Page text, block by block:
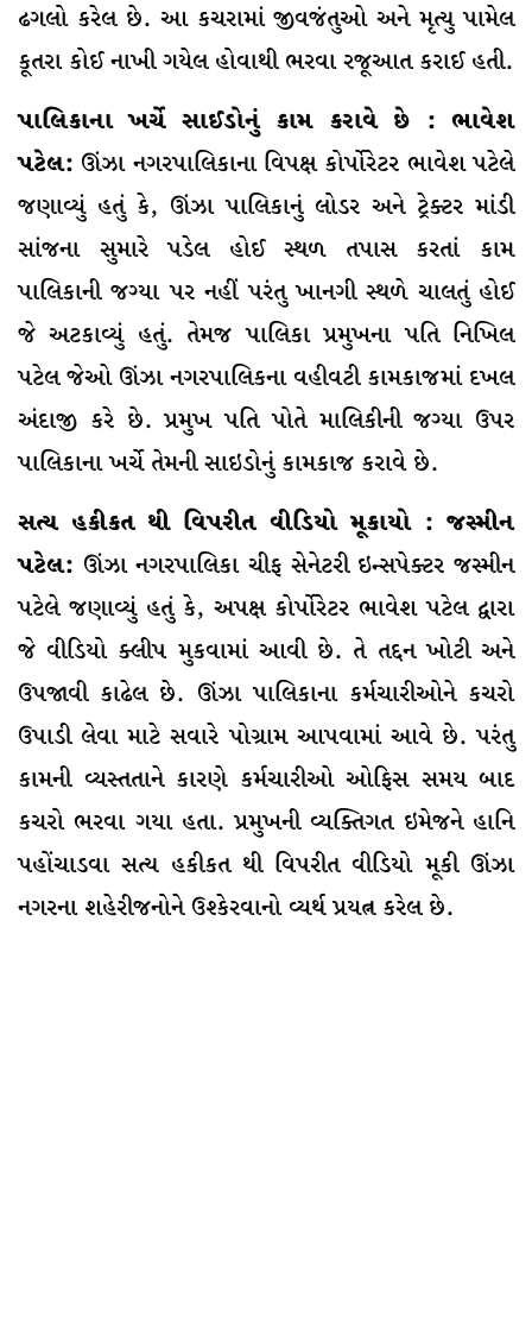
ઢગલો કરેલ છે. આ કચરામાં જીવજંતુઓ અને મૃત્યુ પામેલ
કૂતરા કોઈ નાખી ગયેલ હોવાથી ભરવા રજૂઆત કરાઈ હતી.
પાલિકાના ખર્ચે સાઈડોનું કામ કરાવે છે : ભાવેશ
પટેલ: ઊંઝા નગરપાલિકાના વિપક્ષ કોર્પોરેટર ભાવેશ પટેલે
જણાવ્યું હતું કે, ઊંઝા પાલિકાનું લોડર અને ટ્રેક્ટર માંડી
સાંજના સુમારે પડેલ હોઈ સ્થળ તપાસ કરતાં કામ
પાલિકાની જગ્યા પર નહીં પરંતુ ખાનગી સ્થળે ચાલતું હોઈ
જે અટકાવ્યું હતું. તેમજ પાલિકા પ્રમુખના પતિ નિખિલ
પટેલ જેઓ ઊંઝા નગરપાલિકના વહીવટી કામકાજમાં દખલ
અંદાજી કરે છે. પ્રમુખ પતિ પોતે માલિકીની જગ્યા ઉપર
પાલિકાના ખર્ચે તેમની સાઇડોનું કામકાજ કરાવે છે.
સત્ય હકીકત થી વિપરીત વીડિયો મૂકાયો : જસ્મીન
પટેલ: ઊંઝા નગરપાલિકા ચીફ સેનેટરી ઇન્સપેક્ટર જસ્મીન
પટેલે જણાવ્યું હતું કે, અપક્ષ કોર્પોરેટર ભાવેશ પટેલ દ્વારા
જે વીડિયો ક્લીપ મુકવામાં આવી છે. તે તદ્દન ખોટી અને
ઉપજાવી કાઢેલ છે. ઊંઝા પાલિકાના કર્મચારીઓને કચરો
ઉપાડી લેવા માટે સવારે પોગ્રામ આપવામાં આવે છે. પરંતુ
કામની વ્યસ્તતાને કારણે કર્મચારીઓ ઓફિસ સમય બાદ
કચરો ભરવા ગયા હતા. પ્રમુખની વ્યક્તિગત ઇમેજને હાનિ
પહોંચાડવા સત્ય હકીકત થી વિપરીત વીડિયો મૂકી ઊંઝા
નગરના શહેરીજનોને ઉશ્કેરવાનો વ્યર્થ પ્રયત્ન કરેલ છે.